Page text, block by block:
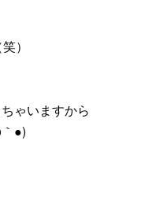
）
ゃいますから
●)